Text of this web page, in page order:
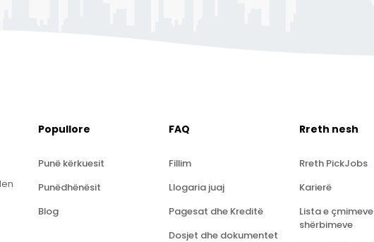
Popullore
Punë kërkuesit
Punëdhënësit
Blog
FAQ
Fillim
Llogaria juaj
Pagesat dhe Kreditë
Dosjet dhe dokumentet
Rreth nesh
Rreth PickJobs
Karierë
Lista e
shërbimeve